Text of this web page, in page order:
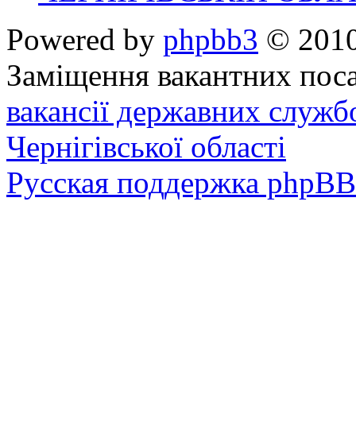
Powered by phpbb3 ©
Заміщення вакантних
вакансії державних
Чернігівської області
Русская поддержка phpBB